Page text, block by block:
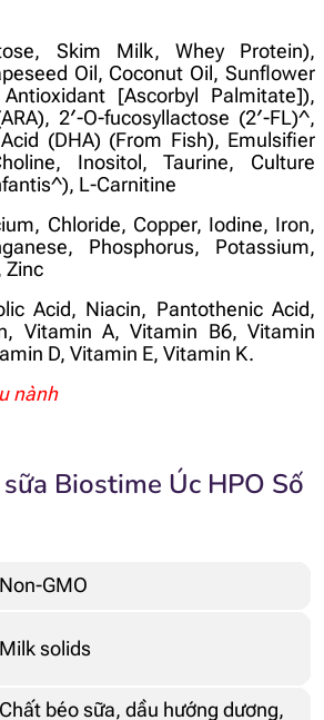
Skim Milk, Whey Protein),
Oil, Coconut Oil, Sunflower
[Ascorbyl Palmitate]),
2′-O-fucosyllactose (2′-FL)^,
(DHA) (From Fish), Emulsifier
Inositol, Taurine, Culture
L-Carnitine
Chloride, Copper, Iodine, Iron,
Phosphorus, Potassium,
Zinc
Acid, Niacin, Pantothenic Acid,
Vitamin A, Vitamin B6, Vitamin
D, Vitamin E, Vitamin K.
nành
Biostime Úc HPO Số
Non-GMO
Milk solids
Chất béo sữa, dầu hướng dương,